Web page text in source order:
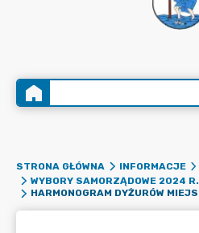
STRONA GŁÓWNA INFORMACJE
WYBORY SAMORZĄDOWE 2024 R.